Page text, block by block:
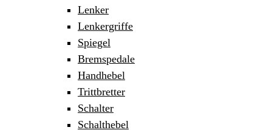
Lenker
Lenkergriffe
Spiegel
Bremspedale
Handhebel
Trittbretter
Schalter
Schalthebel